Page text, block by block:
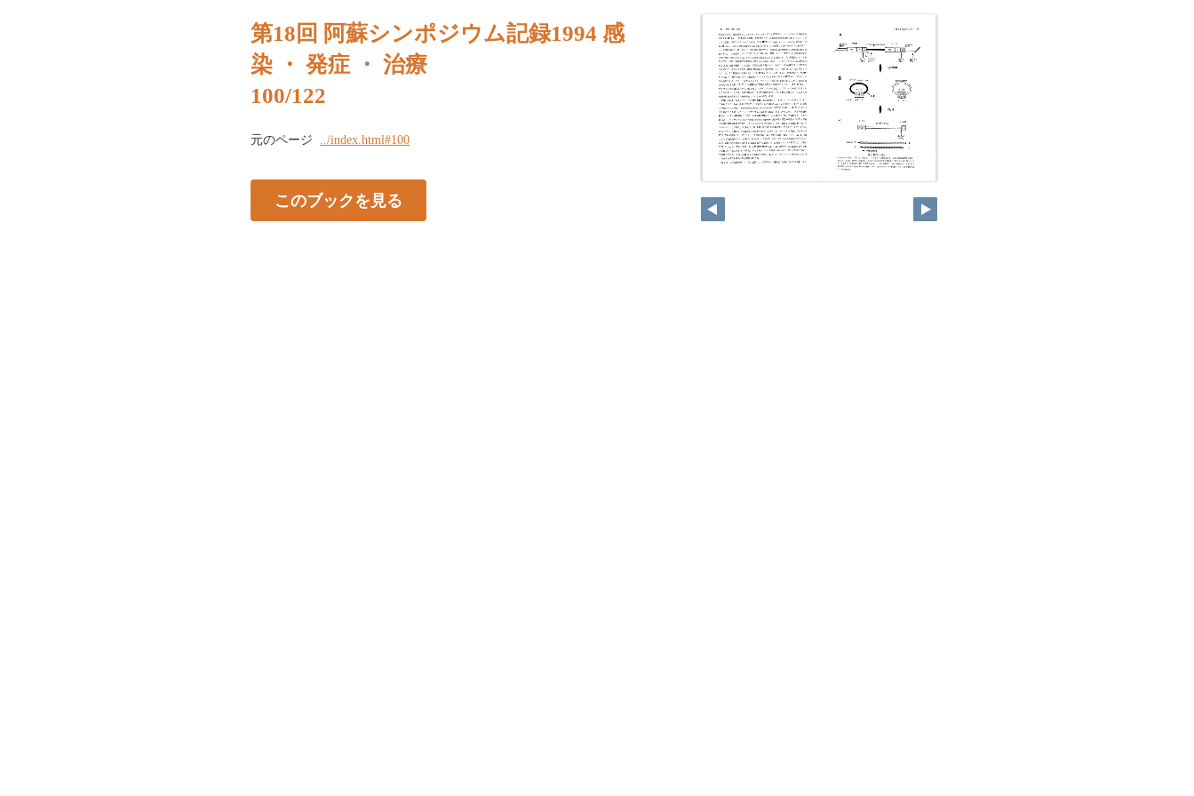
第18回 阿蘇シンポジウム記録1994 感
染 ・ 発症 ・ 治療
100/122
元のページ ../index.html#100
このブックを見る